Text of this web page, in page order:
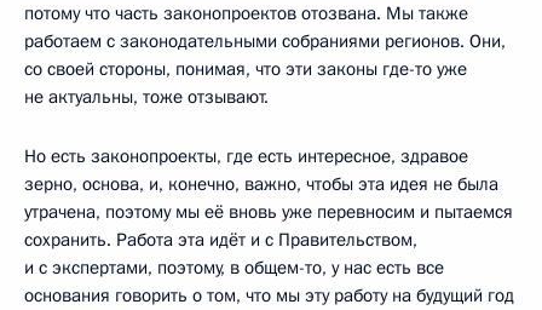
потому что часть законопроектов отозвана. Мы также
работаем с законодательными собраниями регионов. Они,
со своей стороны, понимая, что эти законы где-то уже
не актуальны, тоже отзывают.
Но есть законопроекты, где есть интересное, здравое
зерно, основа, и, конечно, важно, чтобы эта идея не была
утрачена, поэтому мы её вновь уже перевносим и пытаемся
сохранить. Работа эта идёт и с Правительством,
и с экспертами, поэтому, в общем-то, у нас есть все
основания говорить о том, что мы эту работу на будущий год